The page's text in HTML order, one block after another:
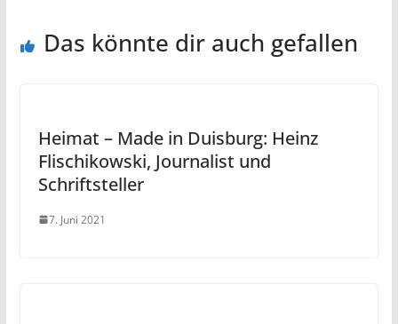
Das könnte dir auch gefallen
Heimat – Made in Duisburg: Heinz
Flischikowski, Journalist und
Schriftsteller
7. Juni 2021